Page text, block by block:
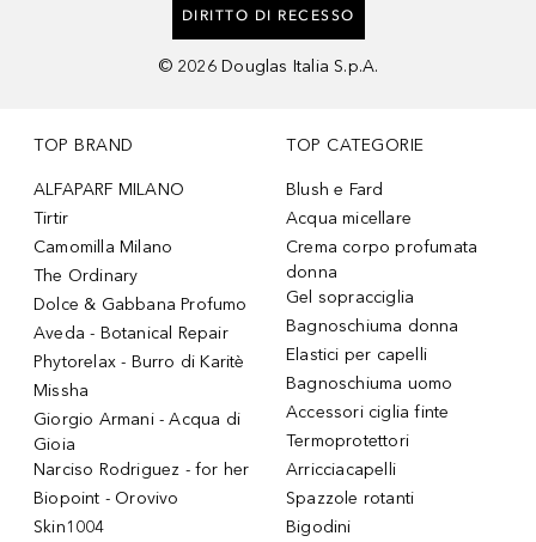
DIRITTO DI RECESSO
© 2026 Douglas Italia S.p.A.
TOP BRAND
ALFAPARF MILANO
Tirtir
Camomilla Milano
The Ordinary
Dolce & Gabbana Profumo
Aveda - Botanical Repair
Phytorelax - Burro di Karitè
Missha
Giorgio Armani - Acqua di
Gioia
Narciso Rodriguez - for her
Biopoint - Orovivo
Skin1004
TOP CATEGORIE
Blush e Fard
Acqua micellare
Crema corpo profumata
donna
Gel sopracciglia
Bagnoschiuma donna
Elastici per capelli
Bagnoschiuma uomo
Accessori ciglia finte
Termoprotettori
Arricciacapelli
Spazzole rotanti
Bigodini